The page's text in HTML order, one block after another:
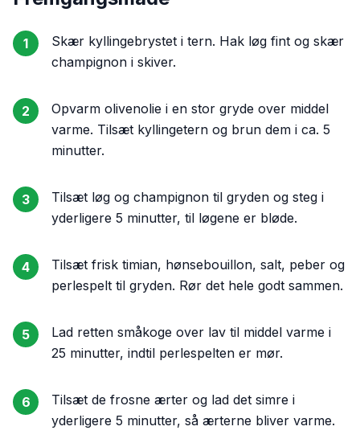
1
Skær kyllingebrystet i tern. Hak løg fint og skær
champignon i skiver.
2
Opvarm olivenolie i en stor gryde over middel
varme. Tilsæt kyllingetern og brun dem i ca. 5
minutter.
3
Tilsæt løg og champignon til gryden og steg i
yderligere 5 minutter, til løgene er bløde.
4
Tilsæt frisk timian, hønsebouillon, salt, peber og
perlespelt til gryden. Rør det hele godt sammen.
5
Lad retten småkoge over lav til middel varme i
25 minutter, indtil perlespelten er mør.
6
Tilsæt de frosne ærter og lad det simre i
yderligere 5 minutter, så ærterne bliver varme.